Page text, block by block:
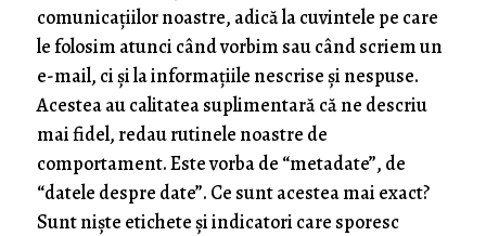
comunicațiilor noastre, adică la cuvintele pe care
le folosim atunci când vorbim sau când scriem un
e-mail, ci și la informațiile nescrise și nespuse.
Acestea au calitatea suplimentară că ne descriu
mai fidel, redau rutinele noastre de
comportament. Este vorba de “metadate”, de
“datele despre date”. Ce sunt acestea mai exact?
Sunt niște etichete și indicatori care sporesc